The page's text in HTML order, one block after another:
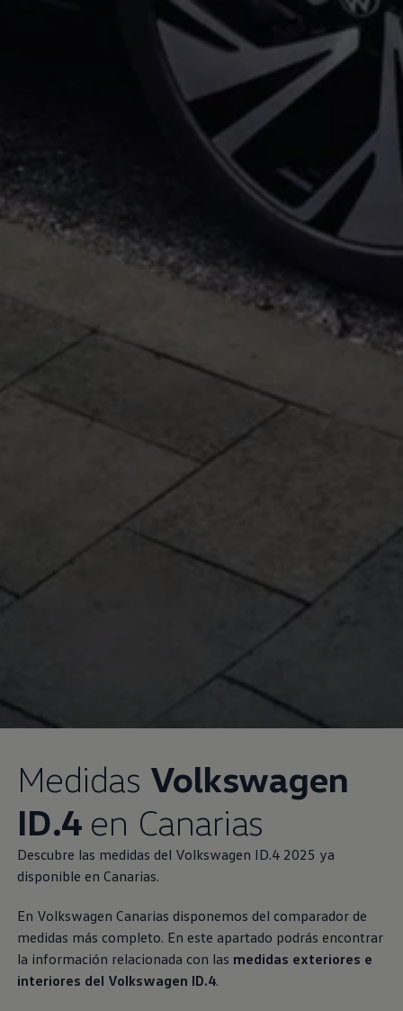
Medidas Volkswagen
ID.4 en Canarias
Descubre las medidas del Volkswagen ID.4 2025 ya
disponible en Canarias.
En Volkswagen Canarias disponemos del comparador de
medidas más completo. En este apartado podrás encontrar
la información relacionada con las medidas exteriores e
interiores del Volkswagen ID.4.